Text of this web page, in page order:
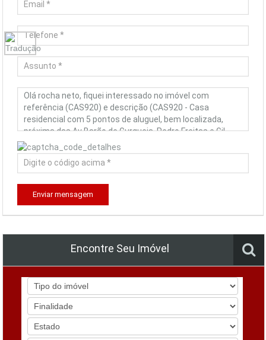
Enviar mensagem
Encontre Seu Imóvel